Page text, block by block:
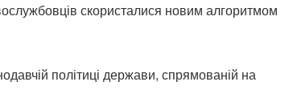
скористалися новим алгоритмом
політиці держави, спрямованій на